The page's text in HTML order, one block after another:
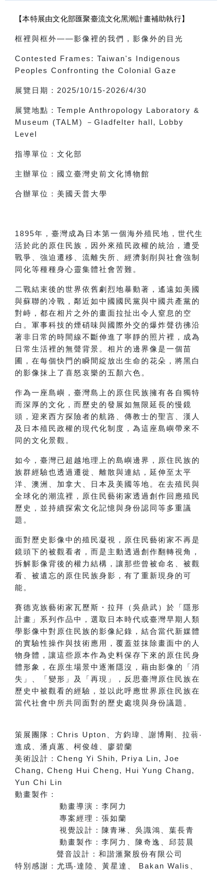
【本特展由文化部匯聚臺流文化黑潮計畫補助執行】
框裡與框外——影像裡的我們，影像外的目光
Contested Frames: Taiwan's Indigenous
Peoples Confronting the Colonial Gaze
展覽日期： 2025/10/15-2026/4/30
展覽地點： Temple Anthropology Laboratory &
Museum (TALM)
－ Gladfelter hall, Lobby
Level
指導單位：文化部
主辦單位：國立臺灣史前文化博物館
合辦單位：美國天普大學
1895年，臺灣成為日本第一個海外殖民地，世代生
活於此的原住民族，因外來殖民政權的統治，遭受
戰爭、強迫遷移、流離失所、經濟剝削與社會強制
同化等種種身心靈集體社會苦難。
二戰結束後的世界依舊劇烈地暴動著，遙遠如美國
與蘇聯的冷戰，鄰近如中國國民黨與中國共產黨的
對峙，都在相片之外的畫面拉扯出令人窒息的空
白。軍事科技的煙硝味與國際外交的爆炸聲彷彿沿
著非日常的時間線不斷伸進了寧靜的照片裡，成為
日常生活裡的無聲背景。相片的邊界像是一個苗
圃，在每個快門的瞬間綻放出生命的花朵，將黑白
的影像抹上了喜怒哀樂的五顏六色。
作為一座島嶼，臺灣島上的原住民族擁有各自獨特
而深厚的文化，而歷史的發展如無限延長的慢鏡
頭，迎來西方探險者的航路、傳教士的聖言、漢人
及日本殖民政權的現代化制度，為這座島嶼帶來不
同的文化景觀。
如今，臺灣已超越地理上的島嶼邊界，原住民族的
族群經驗也透過遷徙、離散與連結，延伸至太平
洋、澳洲、加拿大、日本及美國等地。在去殖民與
全球化的潮流裡，原住民藝術家透過創作回應殖民
歷史，並持續探索文化記憶與身份認同等多重議
題。
面對歷史影像中的殖民凝視，原住民藝術家不再是
鏡頭下的被觀看者，而是主動透過創作翻轉視角，
拆解影像背後的權力結構，讓那些曾被命名、被觀
看、被遺忘的原住民族身影，有了重新現身的可
能。
賽德克族藝術家瓦歷斯・拉拜（吳鼎武）於「隱形
計畫」系列作品中，選取日本時代或臺灣早期人類
學影像中對原住民族的影像紀錄，結合當代新媒體
的實驗性操作與技術應用，覆蓋並抹除畫面中的人
物身體，讓這些原本作為史料保存下來的原住民身
體形象，在原生場景中逐漸隱沒，藉由影像的「消
失」、「變形」及「再現」，反思臺灣原住民族在
歷史中被觀看的經驗，並以此呼應世界原住民族在
當代社會中所共同面對的歷史處境與身份議題。
策展團隊： Chris Upton 、方鈞瑋、謝博剛、拉蓊 ‧
進成、潘貞蕙、柯俊雄、廖碧蘭
美術設計： Cheng Yi Shih, Priya Lin, Joe
Chang, Cheng Hui Cheng, Hui Yung Chang,
Yun Chi Lin
動畫製作：
動畫導演：李阿力
專案經理：張如蘭
視覺設計：陳青琳、吳識鴻、葉長青
動畫製作：李阿力、陳奇逸、邱芸晨
聲音設計：和諧滙聚股份有限公司
特別感謝： 尤瑪‧達陸、黃星達 、 Bakan Walis 、